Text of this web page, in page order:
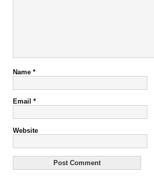
Name *
Email *
Website